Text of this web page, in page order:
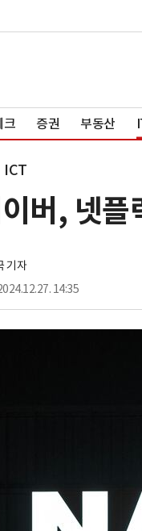
크 증권 부동산
ICT
버, 넷
기자
14:35